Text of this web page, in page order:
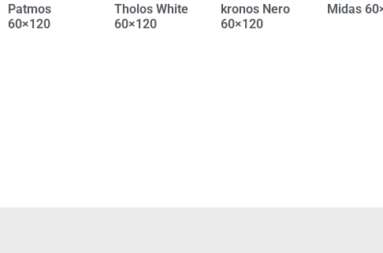
Patmos
60×120
Tholos White
60×120
kronos Nero
60×120
Midas